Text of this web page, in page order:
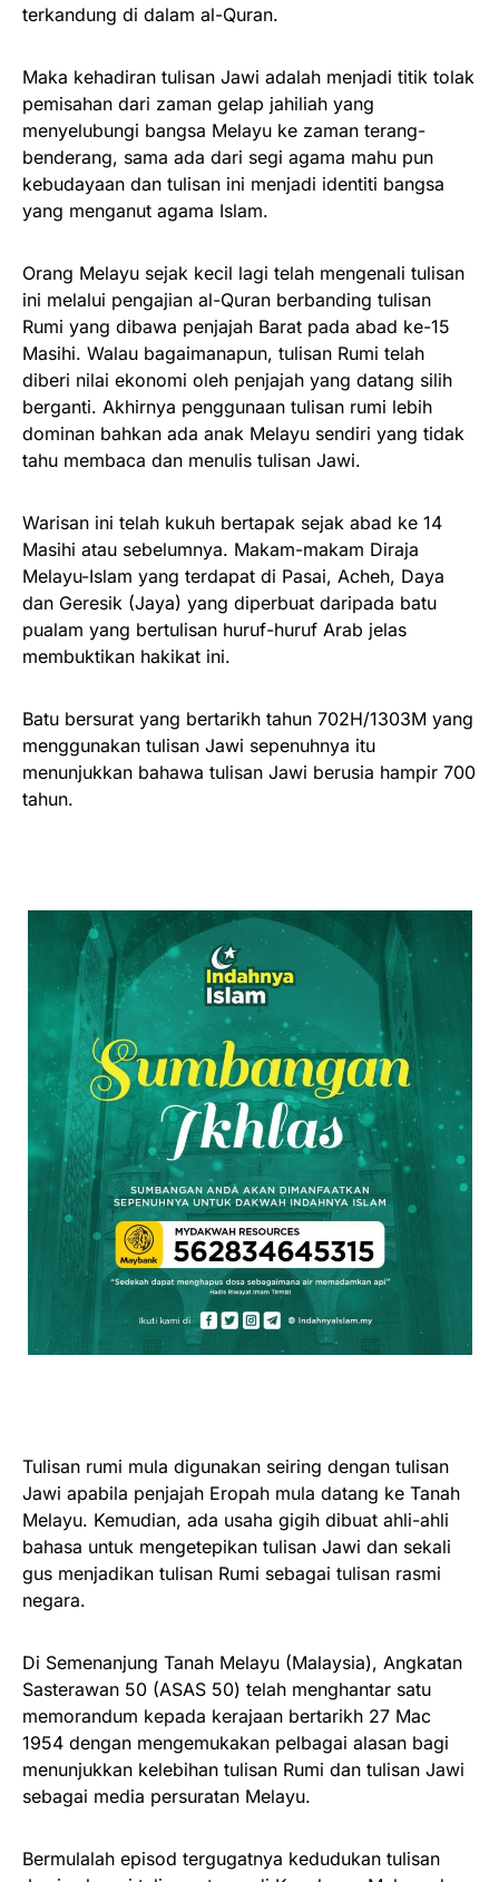
terkandung di dalam al-Quran.
Maka kehadiran tulisan Jawi adalah menjadi titik tolak
pemisahan dari zaman gelap jahiliah yang
menyelubungi bangsa Melayu ke zaman terang-
benderang, sama ada dari segi agama mahu pun
kebudayaan dan tulisan ini menjadi identiti bangsa
yang menganut agama Islam.
Orang Melayu sejak kecil lagi telah mengenali tulisan
ini melalui pengajian al-Quran berbanding tulisan
Rumi yang dibawa penjajah Barat pada abad ke-15
Masihi. Walau bagaimanapun, tulisan Rumi telah
diberi nilai ekonomi oleh penjajah yang datang silih
berganti. Akhirnya penggunaan tulisan rumi lebih
dominan bahkan ada anak Melayu sendiri yang tidak
tahu membaca dan menulis tulisan Jawi.
Warisan ini telah kukuh bertapak sejak abad ke 14
Masihi atau sebelumnya. Makam-makam Diraja
Melayu-Islam yang terdapat di Pasai, Acheh, Daya
dan Geresik (Jaya) yang diperbuat daripada batu
pualam yang bertulisan huruf-huruf Arab jelas
membuktikan hakikat ini.
Batu bersurat yang bertarikh tahun 702H/1303M yang
menggunakan tulisan Jawi sepenuhnya itu
menunjukkan bahawa tulisan Jawi berusia hampir 700
tahun.
Tulisan rumi mula digunakan seiring dengan tulisan
Jawi apabila penjajah Eropah mula datang ke Tanah
Melayu. Kemudian, ada usaha gigih dibuat ahli-ahli
bahasa untuk mengetepikan tulisan Jawi dan sekali
gus menjadikan tulisan Rumi sebagai tulisan rasmi
negara.
Di Semenanjung Tanah Melayu (Malaysia), Angkatan
Sasterawan 50 (ASAS 50) telah menghantar satu
memorandum kepada kerajaan bertarikh 27 Mac
1954 dengan mengemukakan pelbagai alasan bagi
menunjukkan kelebihan tulisan Rumi dan tulisan Jawi
sebagai media persuratan Melayu.
Bermulalah episod tergugatnya kedudukan tulisan